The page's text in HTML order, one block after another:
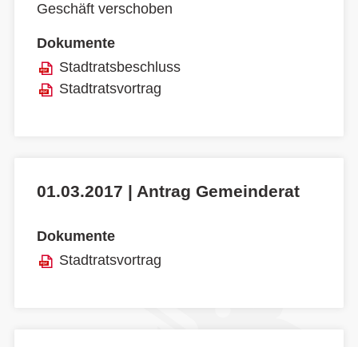
Geschäft verschoben
Dokumente
Stadtratsbeschluss
Stadtratsvortrag
01.03.2017 | Antrag Gemeinderat
Dokumente
Stadtratsvortrag